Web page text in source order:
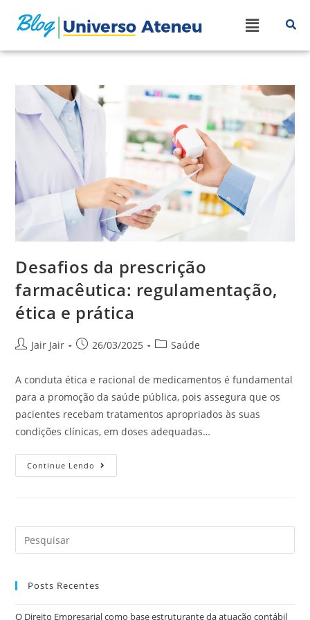
Desafios da prescrição
farmacêutica: regulamentação,
ética e prática
Jair Jair 26/03/2025 Saúde
A conduta ética e racional de medicamentos é fundamental
para a promoção da saúde pública, pois assegura que os
pacientes recebam tratamentos apropriados às suas
condições clínicas, em doses adequadas…
Continue Lendo
Posts Recentes
O Direito Empresarial como base estruturante da atuação contábil